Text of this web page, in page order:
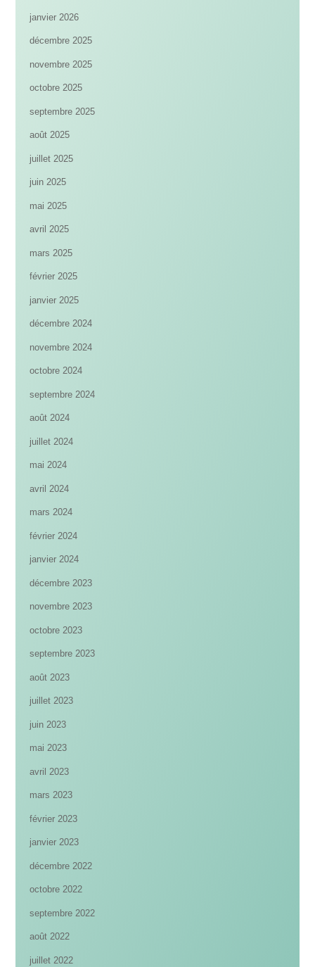
janvier 2026
décembre 2025
novembre 2025
octobre 2025
septembre 2025
août 2025
juillet 2025
juin 2025
mai 2025
avril 2025
mars 2025
février 2025
janvier 2025
décembre 2024
novembre 2024
octobre 2024
septembre 2024
août 2024
juillet 2024
mai 2024
avril 2024
mars 2024
février 2024
janvier 2024
décembre 2023
novembre 2023
octobre 2023
septembre 2023
août 2023
juillet 2023
juin 2023
mai 2023
avril 2023
mars 2023
février 2023
janvier 2023
décembre 2022
octobre 2022
septembre 2022
août 2022
juillet 2022